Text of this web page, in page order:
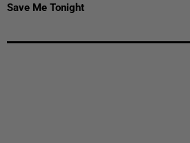
Save Me Tonight